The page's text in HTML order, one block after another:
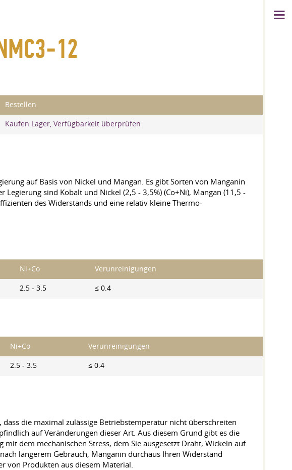
12
Bestellen
Kaufen Lager, Verfügbarkeit überprüfen
auf Basis von Nickel und Mangan. Es gibt Sorten von Manganin
sind Kobalt und Nickel (2,5 - 3,5%) (Co+Ni), Mangan (11,5 -
des Widerstands und eine relativ kleine Thermo-
Ni+Co Verunreinigungen
2.5 - 3.5 ≤ 0.4
Ni+Co Verunreinigungen
2.5 - 3.5 ≤ 0.4
die maximal zulässige Betriebstemperatur nicht überschreiten
auf Veränderungen dieser Art. Aus diesem Grund gibt es die
dem mechanischen Stress, dem Sie ausgesetzt Draht, Wickeln auf
längerem Gebrauch, Manganin durchaus Ihren Widerstand
von Produkten aus diesem Material.